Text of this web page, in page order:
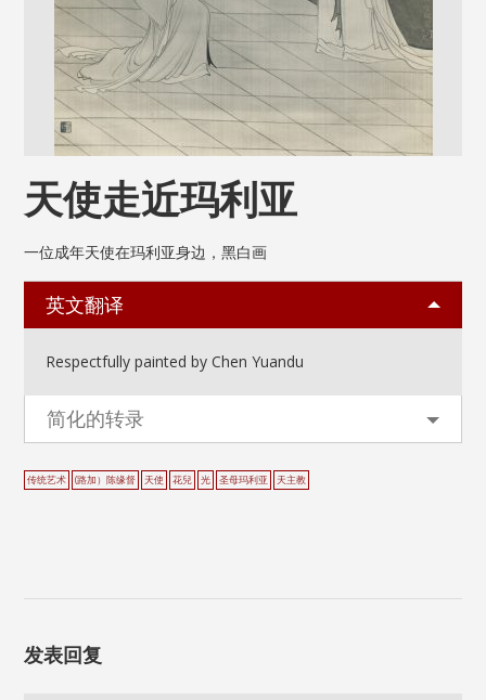
天使走近玛利亚
一位成年天使在玛利亚身边，黑白画
英文翻译
Respectfully painted by Chen Yuandu
简化的转录
传统艺术 (路加）陈缘督 天使 花兒 光 圣母玛利亚 天主教
发表回复